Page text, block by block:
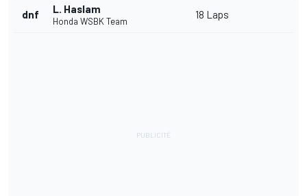
dnf L. Haslam
Honda WSBK Team
18 Laps